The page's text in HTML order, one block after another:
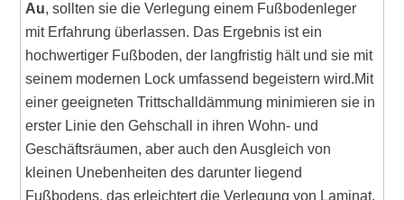
Au, sollten sie die Verlegung einem Fußbodenleger
mit Erfahrung überlassen. Das Ergebnis ist ein
hochwertiger Fußboden, der langfristig hält und sie mit
seinem modernen Lock umfassend begeistern wird.Mit
einer geeigneten Trittschalldämmung minimieren sie in
erster Linie den Gehschall in ihren Wohn- und
Geschäftsräumen, aber auch den Ausgleich von
kleinen Unebenheiten des darunter liegend
Fußbodens, das erleichtert die Verlegung von Laminat.